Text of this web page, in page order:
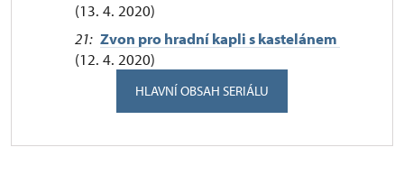
(13. 4. 2020)
21: Zvon pro hradní kapli s kastelánem
(12. 4. 2020)
HLAVNÍ OBSAH SERIÁLU